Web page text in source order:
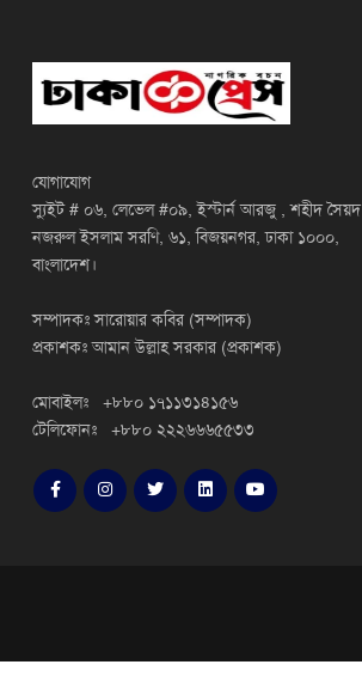
যোগাযোগ
স্যুইট # ০৬, লেভেল #০৯, ইস্টার্ন আরজু , শহীদ সৈয়দ
নজরুল ইসলাম সরণি, ৬১, বিজয়নগর, ঢাকা ১০০০,
বাংলাদেশ।
সম্পাদকঃ সারোয়ার কবির (সম্পাদক)
প্রকাশকঃ আমান উল্লাহ সরকার (প্রকাশক)
মোবাইলঃ +৮৮০ ১৭১১৩১৪১৫৬
টেলিফোনঃ +৮৮০ ২২২৬৬৬৫৫৩৩